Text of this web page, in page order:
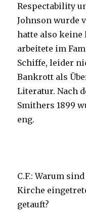
Respectability
Johnson wurde
hatte also keine
arbeitete im
Schiffe, leider
Bankrott als
Literatur. Nach
Smithers 1899
eng.
C.F.: Warum
Kirche
getauft?